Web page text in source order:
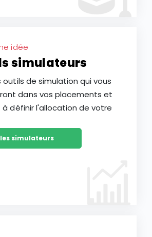
idée
simulateurs
outils de simulation qui vous
dans vos placements et
définir l'allocation de votre
simulateurs